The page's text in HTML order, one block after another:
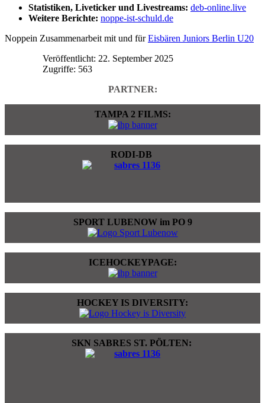
Statistiken, Liveticker und Livestreams: deb-online.live
Weitere Berichte: noppe-ist-schuld.de
Noppein Zusammenarbeit mit und fürEisbären Juniors Berlin U20
Veröffentlicht: 22. September 2025
Zugriffe: 563
PARTNER:
TAMPA 2 FILMS:
RODI-DB
SPORT LUBENOW im PO 9
ICEHOCKEYPAGE:
HOCKEY IS DIVERSITY:
SKN SABRES ST. PÖLTEN: